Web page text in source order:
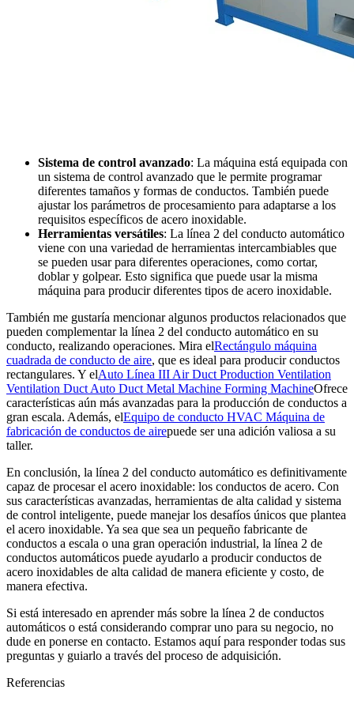
Sistema de control avanzado: La máquina está equipada con
un sistema de control avanzado que le permite programar
diferentes tamaños y formas de conductos. También puede
ajustar los parámetros de procesamiento para adaptarse a los
requisitos específicos de acero inoxidable.
Herramientas versátiles: La línea 2 del conducto automático
viene con una variedad de herramientas intercambiables que
se pueden usar para diferentes operaciones, como cortar,
doblar y golpear. Esto significa que puede usar la misma
máquina para producir diferentes tipos de acero inoxidable.
También me gustaría mencionar algunos productos relacionados que
pueden complementar la línea 2 del conducto automático en su
conducto, realizando operaciones. Mira elRectángulo máquina
cuadrada de conducto de aire, que es ideal para producir conductos
rectangulares. Y elAuto Línea III Air Duct Production Ventilation
Ventilation Duct Auto Duct Metal Machine Forming MachineOfrece
características aún más avanzadas para la producción de conductos a
gran escala. Además, elEquipo de conducto HVAC Máquina de
fabricación de conductos de airepuede ser una adición valiosa a su
taller.
En conclusión, la línea 2 del conducto automático es definitivamente
capaz de procesar el acero inoxidable: los conductos de acero. Con
sus características avanzadas, herramientas de alta calidad y sistema
de control inteligente, puede manejar los desafíos únicos que plantea
el acero inoxidable. Ya sea que sea un pequeño fabricante de
conductos a escala o una gran operación industrial, la línea 2 de
conductos automáticos puede ayudarlo a producir conductos de
acero inoxidables de alta calidad de manera eficiente y costo, de
manera efectiva.
Si está interesado en aprender más sobre la línea 2 de conductos
automáticos o está considerando comprar uno para su negocio, no
dude en ponerse en contacto. Estamos aquí para responder todas sus
preguntas y guiarlo a través del proceso de adquisición.
Referencias